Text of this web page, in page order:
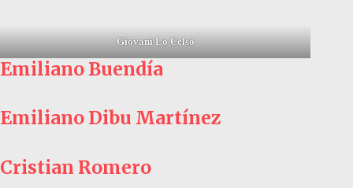
Giovani Lo Celso
Emiliano Buendía
Emiliano Dibu Martínez
Cristian Romero